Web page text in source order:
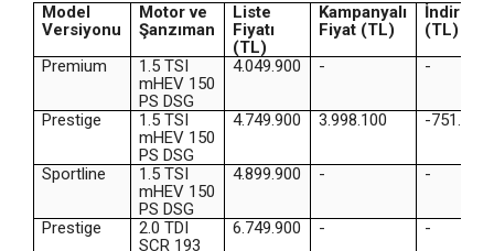
Model
Versiyonu
Motor ve
Şanzıman
Liste
Fiyatı
(TL)
Kampanyalı
Fiyat (TL)
İndirim
(TL)
Premium
1.5 TSI
mHEV 150
PS DSG
4.049.900 - -
Prestige
1.5 TSI
mHEV 150
PS DSG
4.749.900 3.998.100 -751.800
Sportline
1.5 TSI
mHEV 150
PS DSG
4.899.900 - -
Prestige
2.0 TDI
SCR 193
6.749.900 - -